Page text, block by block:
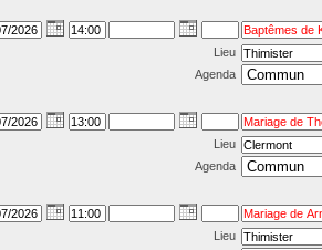
Lieu
Agenda
Lieu
Agenda
Lieu